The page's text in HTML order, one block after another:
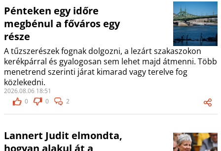
Pénteken egy időre
megbénul a főváros egy
része
A tűzszerészek fognak dolgozni, a lezárt szakaszokon
kerékpárral és gyalogosan sem lehet majd átmenni. Több
menetrend szerinti járat kimarad vagy terelve fog
közlekedni.
2026.08.06 18:51
0
0 2
Lannert Judit elmondta,